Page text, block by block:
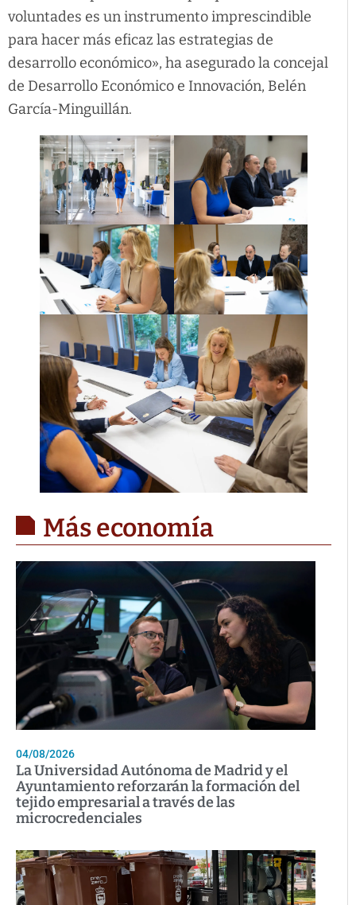
voluntades es un instrumento imprescindible
para hacer más eficaz las estrategias de
desarrollo económico», ha asegurado la concejal
de Desarrollo Económico e Innovación, Belén
García-Minguillán.
Más economía
04/08/2026
La Universidad Autónoma de Madrid y el
Ayuntamiento reforzarán la formación del
tejido empresarial a través de las
microcredenciales